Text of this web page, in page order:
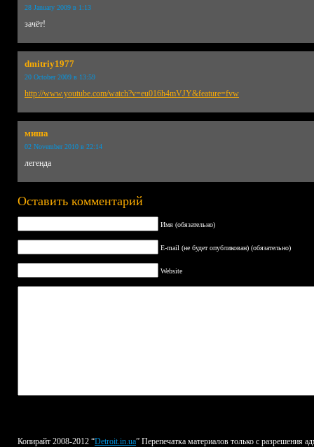
28 January 2009 в 1:13
зачёт!
dmitriy1977
20 October 2009 в 13:59
http://www.youtube.com/watch?v=eu016h4mVJY&feature=fvw
миша
02 November 2010 в 22:14
легенда
Оставить комментарий
Имя (обязательно)
E-mail (не будет опубликован) (обязательно)
Website
Копирайт 2008-2012 “Detroit.in.ua” Перепечатка материалов только с разрешения